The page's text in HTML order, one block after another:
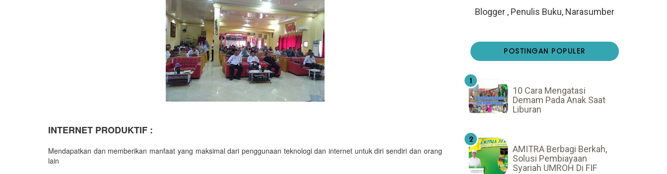
INTERNET PRODUKTIF :
Mendapatkan dan memberikan manfaat yang maksimal dari penggunaan teknologi dan internet untuk diri sendiri dan orang
lain
Blogger , Penulis Buku, Narasumber
POSTINGAN POPULER
10 Cara Mengatasi
Demam Pada Anak Saat
Liburan
AMITRA Berbagi Berkah,
Solusi Pembiayaan
Syariah UMROH Di FIF